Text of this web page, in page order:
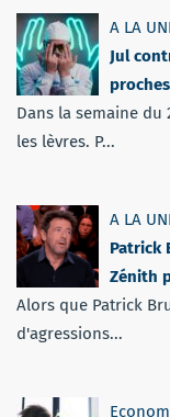
A LA
Jul
Dans la semaine
les lèvres. P...
A LA
Patrick
Zénith
Alors que Patrick
d'agressions...